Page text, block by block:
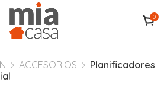
0
ACCESORIOS
Planificadores